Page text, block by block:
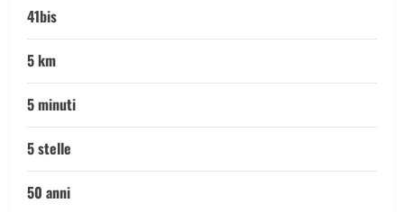
41bis
5 km
5 minuti
5 stelle
50 anni